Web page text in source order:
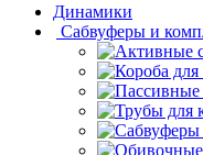
Динамики
Сабвуферы и